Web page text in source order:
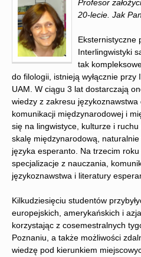
Profesor
20-lecie. Jak
Eksternistyczne
Interlingwistyki
tak
do filologii, istnieją wyłącznie
UAM. W ciągu 3 lat dostarczają
wiedzy z zakresu językoznawstwa
komunikacji międzynarodowej i
się na lingwistyce, kulturze i
skalę międzynarodową,
języka esperanto. Na trzecim
specjalizacje z nauczania,
językoznawstwa i literatury
Kilkudziesięciu studentów
europejskich, amerykańskich i
korzystając z cosemestralnych
Poznaniu, a także możliwości
wiedzę pod kierunkiem